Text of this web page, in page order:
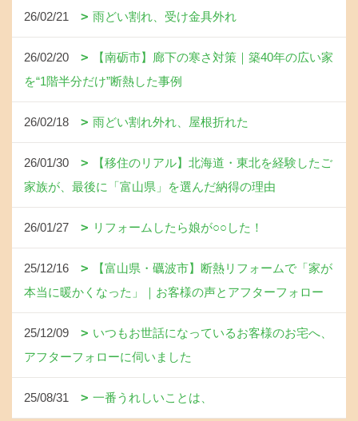
26/02/21 雨どい割れ、受け金具外れ
26/02/20
【南砺市】廊下の寒さ対策｜築40年の広い家
を“1階半分だけ”断熱した事例
26/02/18 雨どい割れ外れ、屋根折れた
26/01/30
【移住のリアル】北海道・東北を経験したご
家族が、最後に「富山県」を選んだ納得の理由
26/01/27 リフォームしたら娘が○○した！
25/12/16
【富山県・礪波市】断熱リフォームで「家が
本当に暖かくなった」｜お客様の声とアフターフォロー
25/12/09
いつもお世話になっているお客様のお宅へ、
アフターフォローに伺いました
25/08/31 一番うれしいことは、